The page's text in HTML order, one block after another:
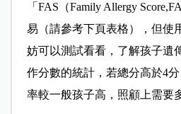
「FAS（Family Allergy
易（請參考下頁表格），但使
妨可以測試看看，了解孩子遺
作分數的統計，若總分高於4
率較一般孩子高，照顧上需要